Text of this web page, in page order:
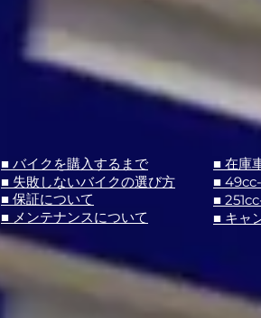
■ バイクを購入するまで
■ 失敗しないバイクの選び方
■ 保証について
■ メンテナンスについて
■ 在庫
■
■
■ キャ